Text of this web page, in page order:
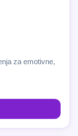
za emotivne,